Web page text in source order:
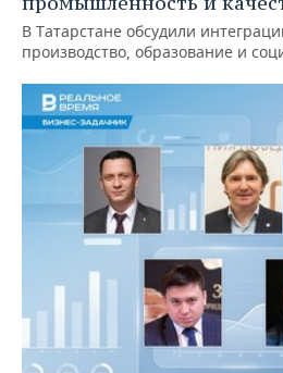
В Татарстане обсудили
производство, образование и